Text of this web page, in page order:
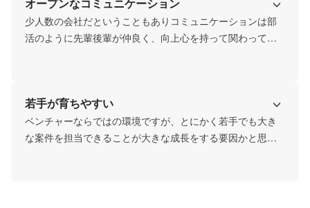
プアップを目を輝かせて楽しむ文化があります。それはプ
レッシャーがかかるものですが、そのプレッシャーをも楽
しむことで、いわゆる「ワークアズライフ」として、「仕
オープンなコミュニケーション
少人数の会社だということもありコミュニケーションは部
活のように先輩後輩が仲良く、向上心を持って関わってい
ですが、社員旅行などは全員で全力で楽しんだり、創業10
年ですが平均年齢30歳前後、まだまだ若く元気に楽しく働
いているチームです。
若手が育ちやすい
ベンチャーならではの環境ですが、とにかく若手でも大き
な案件を担当できることが大きな成長をする要因かと思い